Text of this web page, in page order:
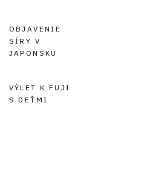
OBJAVENIE
SÍRY V
JAPONSKU
VÝLET K FUJI
S DEŤMI